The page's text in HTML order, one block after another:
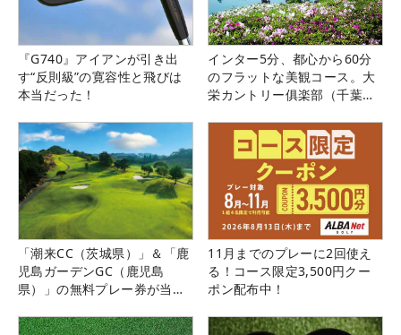
『G740』アイアンが引き出
す“反則級”の寛容性と飛びは
本当だった！
インター5分、都心から60分
のフラットな美観コース。大
栄カントリー俱楽部（千葉
「潮来CC（茨城県）」＆「鹿
児島ガーデンGC（鹿児島
県）」の無料プレー券が当た
11月までのプレーに2回使え
る！コース限定3,500円クー
ポン配布中！